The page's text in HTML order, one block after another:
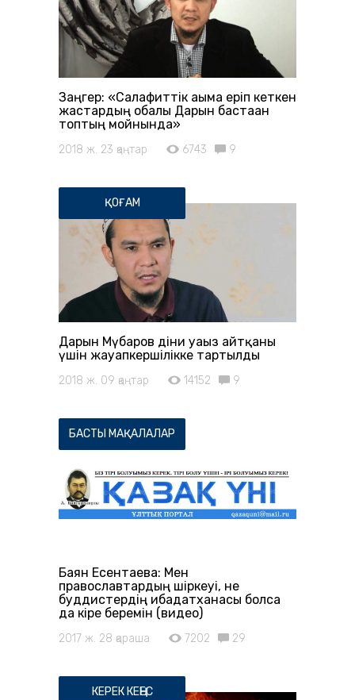
Заңгер: «Салафиттік ағымға еріп кеткен
жастардың обалы Дарын бастаған
топтың мойнында»
2018 ж. 23 қаңтар 6743 9
ҚОҒАМ
Дарын Мүбаров діни уағыз айтқаны
үшін жауапкершілікке тартылды
2018 ж. 09 қаңтар 14152 9
БАСТЫ МАҚАЛАЛАР
Баян Есентаева: Мен
православтардың шіркеуі, не
буддистердің ғибадатханасы болса
да кіре беремін (видео)
2017 ж. 28 қараша 7202 29
КЕРЕК КЕҢЕС